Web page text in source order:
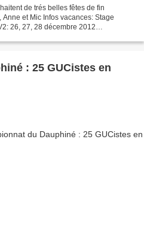
de trés belles fêtes de fin
et Mic Infos vacances: Stage
26, 27, 28 décembre 2012
: 25 GUCistes en